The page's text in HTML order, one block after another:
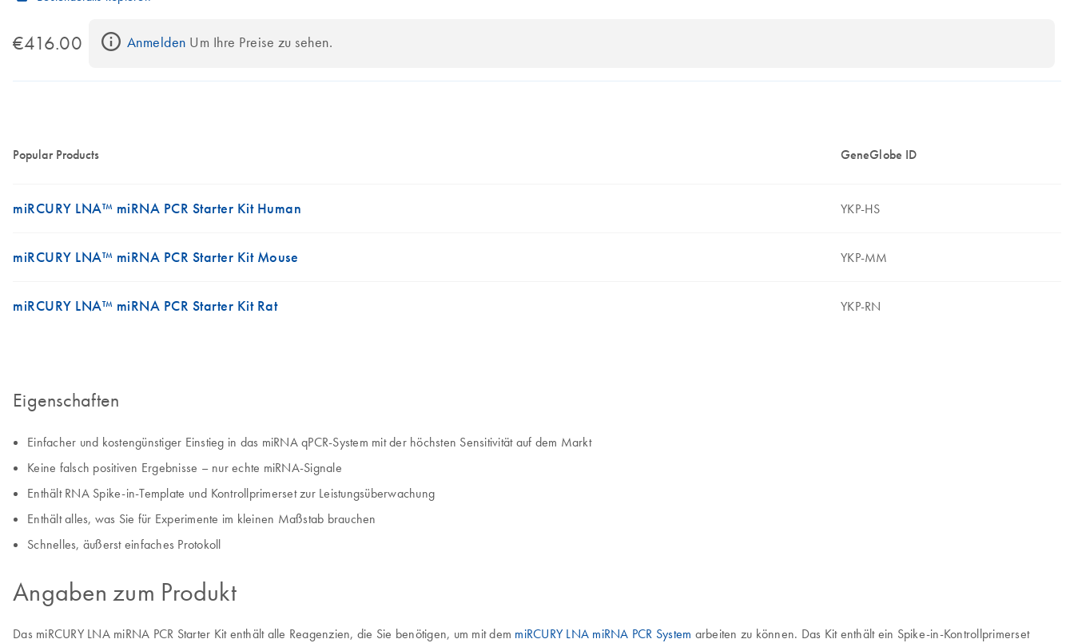
€416.00 Anmelden Um Ihre Preise zu sehen.
Popular Products GeneGlobe ID
miRCURY LNA™ miRNA PCR Starter Kit Human YKP-HS
miRCURY LNA™ miRNA PCR Starter Kit Mouse YKP-MM
miRCURY LNA™ miRNA PCR Starter Kit Rat YKP-RN
Eigenschaften
Einfacher und kostengünstiger Einstieg in das miRNA qPCR-System mit der höchsten Sensitivität auf dem Markt
Keine falsch positiven Ergebnisse – nur echte miRNA-Signale
Enthält RNA Spike-in-Template und Kontrollprimerset zur Leistungsüberwachung
Enthält alles, was Sie für Experimente im kleinen Maßstab brauchen
Schnelles, äußerst einfaches Protokoll
Angaben zum Produkt
Das miRCURY LNA miRNA PCR Starter Kit enthält alle Reagenzien, die Sie benötigen, um mit dem miRCURY LNA miRNA PCR System arbeiten zu können. Das Kit enthält ein Spike-in-Kontrollprimerset